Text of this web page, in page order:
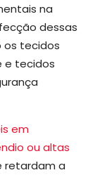
na
dessas
os tecidos
e tecidos
em
ou altas
retardam a